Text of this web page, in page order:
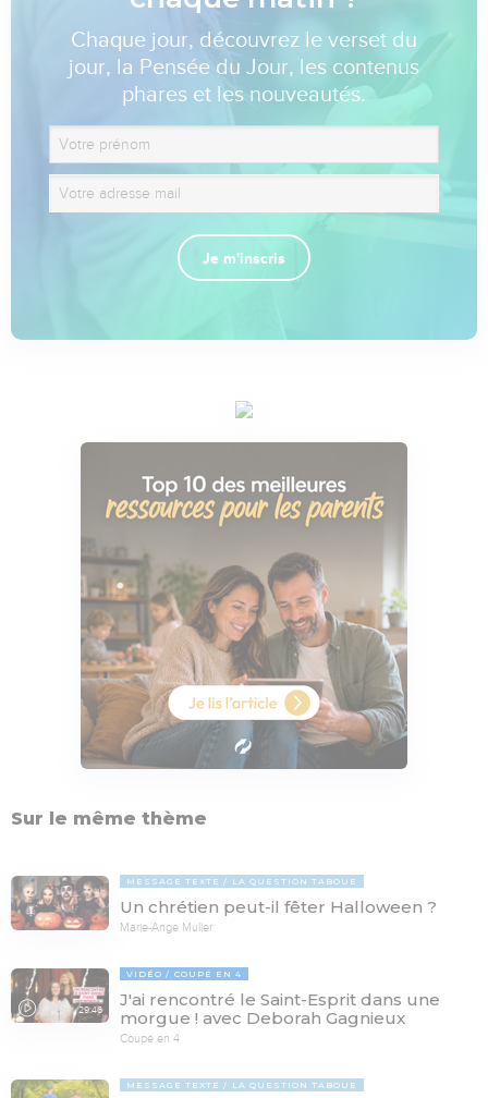
Chaque jour, découvrez le verset du
jour, la Pensée du Jour, les contenus
phares et les nouveautés.
Je m'inscris
Sur le même thème
MESSAGE TEXTE LA QUESTION TABOUE
Un chrétien peut-il fêter Halloween ?
Marie-Ange Muller
29:46
VIDÉO COUPÉ EN 4
J'ai rencontré le Saint-Esprit dans une
morgue ! avec Deborah Gagnieux
Coupé en 4
MESSAGE TEXTE LA QUESTION TABOUE